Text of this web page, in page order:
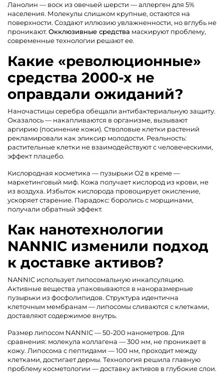
Ланолин — воск из овечьей шерсти — аллерген для 5%
населения. Молекулы слишком крупные, остаются на
поверхности. Создают иллюзию увлажненности, но вглубь не
проникают. Окклюзивные средства маскируют проблему,
современные технологии решают ее.
Какие «революционные»
средства 2000-х не
оправдали ожиданий?
Наночастицы серебра обещали антибактериальную защиту.
Оказалось — накапливаются в организме, вызывают
аргирию (посинение кожи). Стволовые клетки растений
рекламировали как эликсир молодости. Реальность:
растительные клетки не взаимодействуют с человеческими,
эффект плацебо.
Кислородная косметика — пузырьки O2 в креме —
маркетинговый миф. Кожа получает кислород из крови, не
из воздуха. Избыток кислорода провоцирует окисление,
ускоряет старение. Парадокс: боролись с морщинами,
получали обратный эффект.
Как нанотехнологии
NANNIC изменили подход
к доставке активов?
NANNIC использует липосомальную инкапсуляцию.
Активные вещества упаковываются в наноразмерные
пузырьки из фосфолипидов. Структура идентична
клеточным мембранам — липосомы сливаются с клетками,
доставляют содержимое внутрь.
Размер липосом NANNIC — 50-200 нанометров. Для
сравнения: молекула коллагена — 300 нм, не проникает в
кожу. Липосома с пептидами — 100 нм, проходит между
клетками, достигает дермы. Технология решила главную
проблему косметологии — доставку активов в глубокие слои.